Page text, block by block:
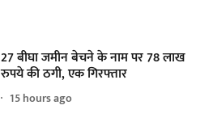
27 बीघा जमीन बेचने के नाम पर 78 लाख
रुपये की ठगी, एक गिरफ्तार
15 hours ago